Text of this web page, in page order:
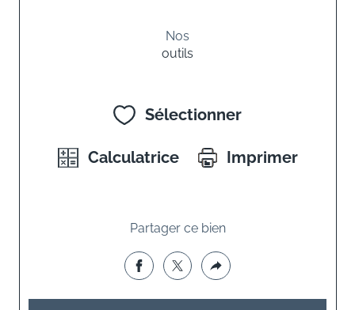
Nos
outils
Sélectionner
Calculatrice Imprimer
Partager ce bien